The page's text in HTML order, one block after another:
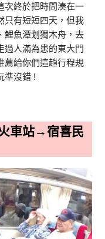
次終於把時間湊在一
只有短短四天，但我
鯉魚潭划獨木舟，去
過人滿為患的東大門
薦給你們這趟行程規
準沒錯 !
車站→宿喜民